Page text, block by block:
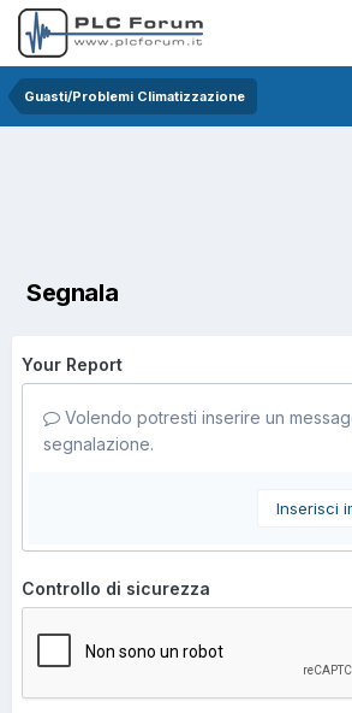
Guasti/Problemi Climatizzazione
Segnala
Your Report
Volendo potresti inserire un
segnalazione.
Inserisci
Controllo di sicurezza